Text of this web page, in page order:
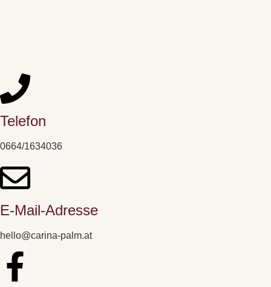
Telefon
0664/1634036
E-Mail-Adresse
hello@carina-palm.at